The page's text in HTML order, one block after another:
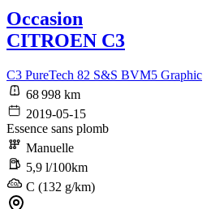
Occasion
CITROEN C3
C3 PureTech 82 S&S BVM5 Graphic
68 998 km
2019-05-15
Essence sans plomb
Manuelle
5,9 l/100km
C (132 g/km)